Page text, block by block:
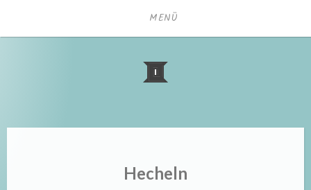
MENÜ
Hecheln